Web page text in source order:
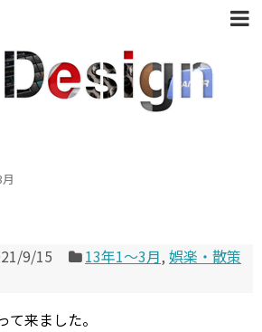
9/15 13年1〜3月,娯楽・散策
て来ました。